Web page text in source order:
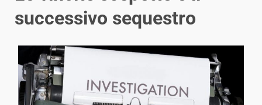
successivo sequestro